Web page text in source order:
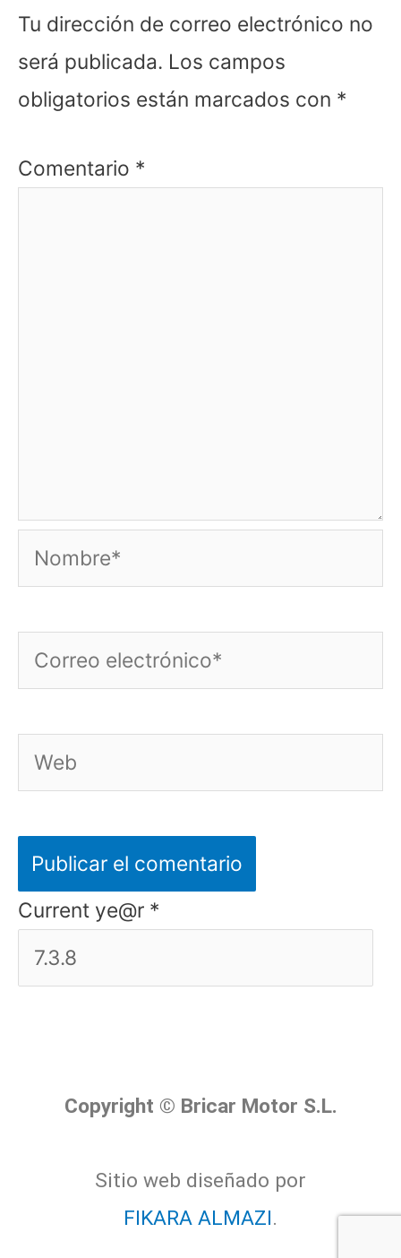
Tu dirección de correo electrónico no
será publicada. Los campos
obligatorios están marcados con *
Comentario *
Nombre*
Correo
electrónico*
Web
Current ye@r *
Copyright © Bricar Motor S.L.
Sitio web diseñado por
FIKARA ALMAZI.